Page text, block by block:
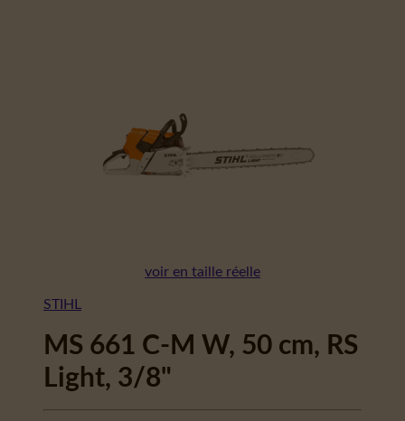
voir en taille réelle
STIHL
MS 661 C-M W, 50 cm, RS
Light, 3/8"